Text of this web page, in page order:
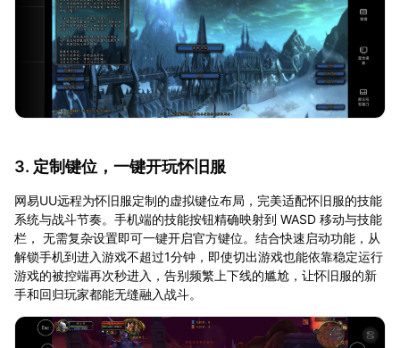
3. 定制键位，一键开玩怀旧服
网易UU远程为怀旧服定制的虚拟键位布局，完美适配怀旧服的技能
系统与战斗节奏。手机端的技能按钮精确映射到 WASD 移动与技能
栏， 无需复杂设置即可一键开启官方键位。结合快速启动功能，从
解锁手机到进入游戏不超过1分钟，即使切出游戏也能依靠稳定运行
游戏的被控端再次秒进入，告别频繁上下线的尴尬，让怀旧服的新
手和回归玩家都能无缝融入战斗。